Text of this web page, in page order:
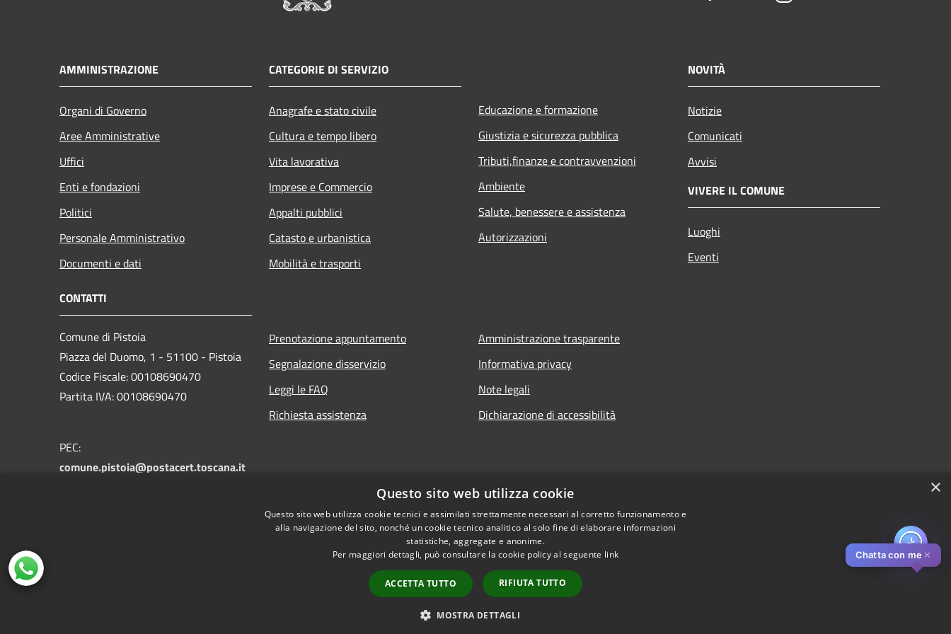
AMMINISTRAZIONE
Organi di Governo
Aree Amministrative
Uffici
Enti e fondazioni
Politici
Personale Amministrativo
Documenti e dati
CATEGORIE DI SERVIZIO
Anagrafe e stato civile
Cultura e tempo libero
Vita lavorativa
Imprese e Commercio
Appalti pubblici
Catasto e urbanistica
Mobilità e trasporti
Educazione e formazione
Giustizia e sicurezza pubblica
Tributi,finanze e contravvenzioni
Ambiente
Salute, benessere e assistenza
Autorizzazioni
NOVITÀ
Notizie
Comunicati
Avvisi
VIVERE IL COMUNE
Luoghi
Eventi
CONTATTI
Comune di Pistoia
Piazza del Duomo, 1 - 51100 - Pistoia
Codice Fiscale: 00108690470
Partita IVA: 00108690470
PEC:
comune.pistoia@postacert.toscana.it
Prenotazione appuntamento
Segnalazione disservizio
Leggi le FAQ
Richiesta assistenza
Amministrazione trasparente
Informativa privacy
Note legali
Dichiarazione di accessibilità
Copyright © 2026 • Comune di Pistoia • Powered by
Chatta con me ✕
×
Questo sito web utilizza cookie
Questo sito web utilizza cookie tecnici e assimilati strettamente necessari al corretto funzionamento e
alla navigazione del sito, nonché un cookie tecnico analitico al solo fine di elaborare informazioni
statistiche, aggregate e anonime.
Per maggiori dettagli, può consultare la cookie policy al seguente link
ACCETTA TUTTO RIFIUTA TUTTO
MOSTRA DETTAGLI